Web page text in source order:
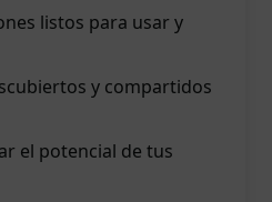
listos para usar y
y compartidos
el potencial de tus